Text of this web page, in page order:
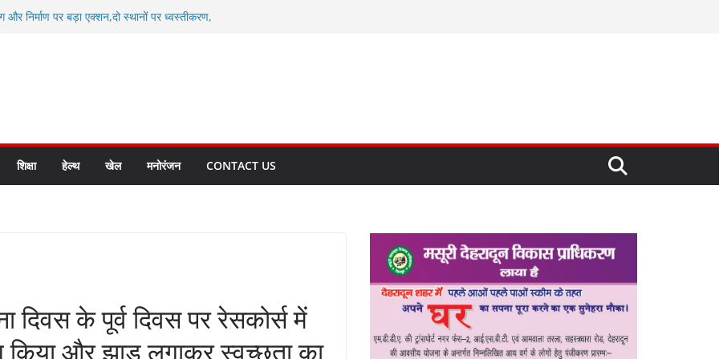
और निर्माण पर बड़ा एक्शन,दो स्थानों पर ध्वस्तीकरण,
टू ग्लोबल’ के संकल्प को आगे बढ़ा रही उत्तराखंड
के पदक विजेताओं और प्रशिक्षकों को
क्रीड़ा विश्वविद्यालय गौलापार के निर्माण कार्यों की
शिक्षा हेल्थ खेल मनोरंजन CONTACT US
दिवस के पूर्व दिवस पर रेसकोर्स में
किया और झाड़ू लगाकर स्वच्छता का